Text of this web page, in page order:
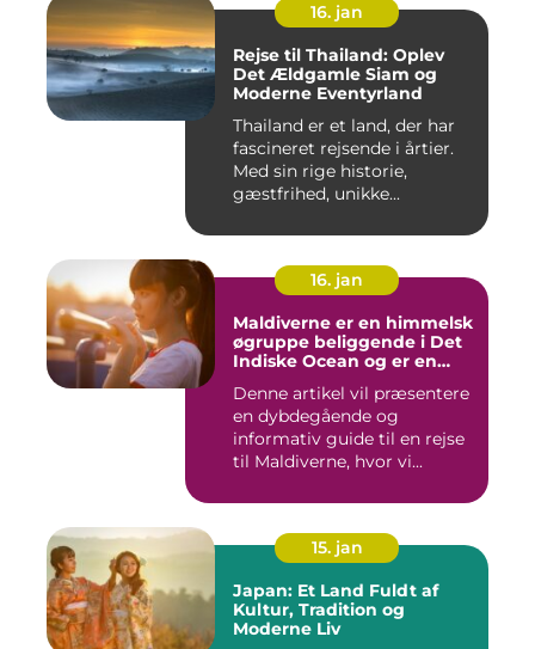
16. jan
Rejse til Thailand: Oplev
Det Ældgamle Siam og
Moderne Eventyrland
Thailand er et land, der har
fascineret rejsende i årtier.
Med sin rige historie,
gæstfrihed, unikke...
16. jan
Maldiverne er en himmelsk
øgruppe beliggende i Det
Indiske Ocean og er en
rejsende og eventyrlystne
Denne artikel vil præsentere
en dybdegående og
informativ guide til en rejse
til Maldiverne, hvor vi...
15. jan
Japan: Et Land Fuldt af
Kultur, Tradition og
Moderne Liv